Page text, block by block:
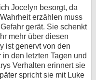
Jocelyn besorgt, da
erzählen muss
gerät. Sie schenkt
mehr über diesen
ist genervt von den
den letzten Tagen und
Verhalten erinnert sie
spricht sie mit Luke